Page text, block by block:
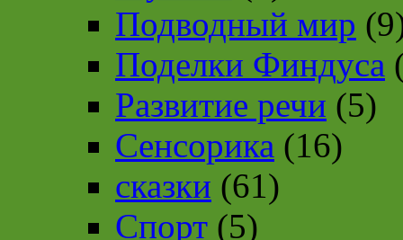
Подводный мир
Поделки Финдуса
Развитие речи (5)
Сенсорика (16)
сказки (61)
Спорт (5)